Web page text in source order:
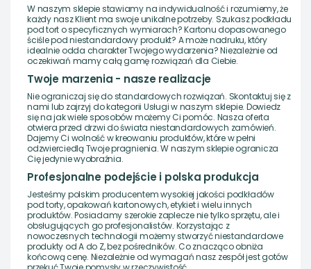
W naszym sklepie stawiamy na indywidualność i rozumiemy, że
każdy nasz Klient ma swoje unikalne potrzeby. Szukasz podkładu
pod tort o specyficznych wymiarach? Kartonu dopasowanego
ściśle pod niestandardowy produkt? A może nadruku, który
idealnie odda charakter Twojego wydarzenia? Niezależnie od
oczekiwań mamy całą gamę rozwiązań dla Ciebie.
Twoje marzenia - nasze realizacje
Nie ograniczaj się do standardowych rozwiązań. Skontaktuj się z
nami lub zajrzyj do kategorii Usługi w naszym sklepie. Dowiedz
się na jak wiele sposobów możemy Ci pomóc. Nasza oferta
otwiera przed drzwi do świata niestandardowych zamówień.
Dajemy Ci wolność w kreowaniu produktów, które w pełni
odzwierciedlą Twoje pragnienia. W naszym sklepie ogranicza
Cię jedynie wyobraźnia.
Profesjonalne podejście i polska produkcja
Jesteśmy polskim producentem wysokiej jakości podkładów
pod torty, opakowań kartonowych, etykiet i wielu innych
produktów. Posiadamy szerokie zaplecze nie tylko sprzętu, ale i
obsługujących go profesjonalistów. Korzystając z
nowoczesnych technologii możemy stworzyć niestandardowe
produkty od A do Z, bez pośredników. Co znacząco obniża
końcową cenę. Niezależnie od wymagań nasz zespół jest gotów